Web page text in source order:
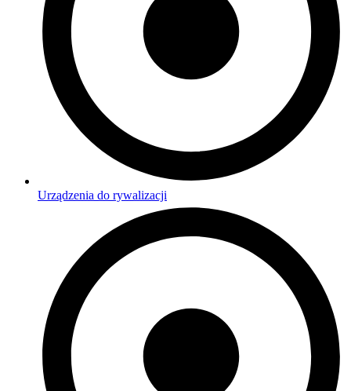
Urządzenia do rywalizacji